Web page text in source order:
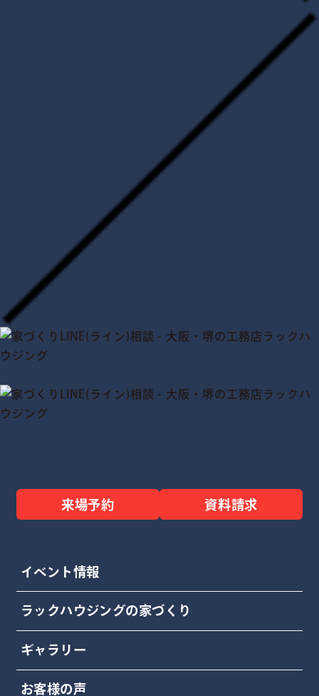
来場予約 資料請求
イベント情報
ラックハウジングの家づくり
ギャラリー
お客様の声